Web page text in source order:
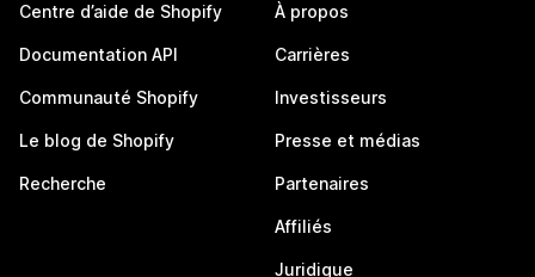
Centre d’aide de Shopify
Documentation API
Communauté Shopify
Le blog de Shopify
Recherche
À propos
Carrières
Investisseurs
Presse et médias
Partenaires
Affiliés
Juridique